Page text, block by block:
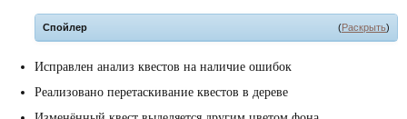
(Раскрыть)
Спойлер
Исправлен анализ квестов на наличие ошибок
Реализовано перетаскивание квестов в дереве